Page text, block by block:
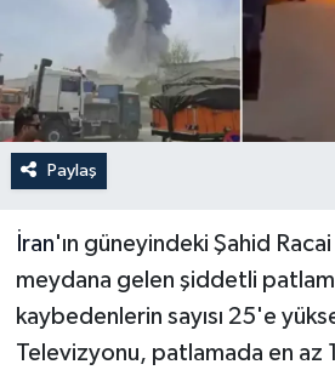
Paylaş
İran'ın güneyindeki Şahid
meydana gelen şiddetli
kaybedenlerin sayısı 25'e
Televizyonu, patlamada en az
İLÇELER
OTOPARK
TEKNOLOJİ